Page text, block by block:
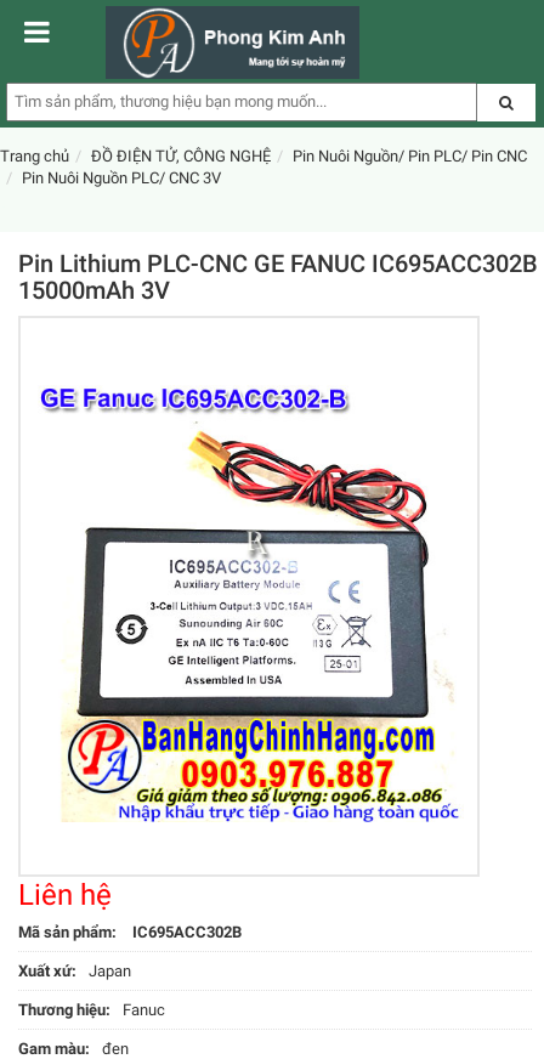
Trang chủ ĐỒ ĐIỆN TỬ, CÔNG NGHỆ
Pin Nuôi Nguồn/ Pin PLC/ Pin CNC
Pin Nuôi Nguồn PLC/ CNC 3V
Pin Lithium PLC-CNC GE FANUC IC695ACC302B
15000mAh 3V
Liên hệ
Mã sản phẩm: IC695ACC302B
Xuất xứ: Japan
Thương hiệu: Fanuc
Gam màu: đen